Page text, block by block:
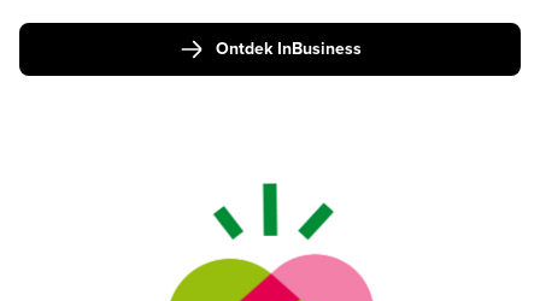
Ontdek InBusiness